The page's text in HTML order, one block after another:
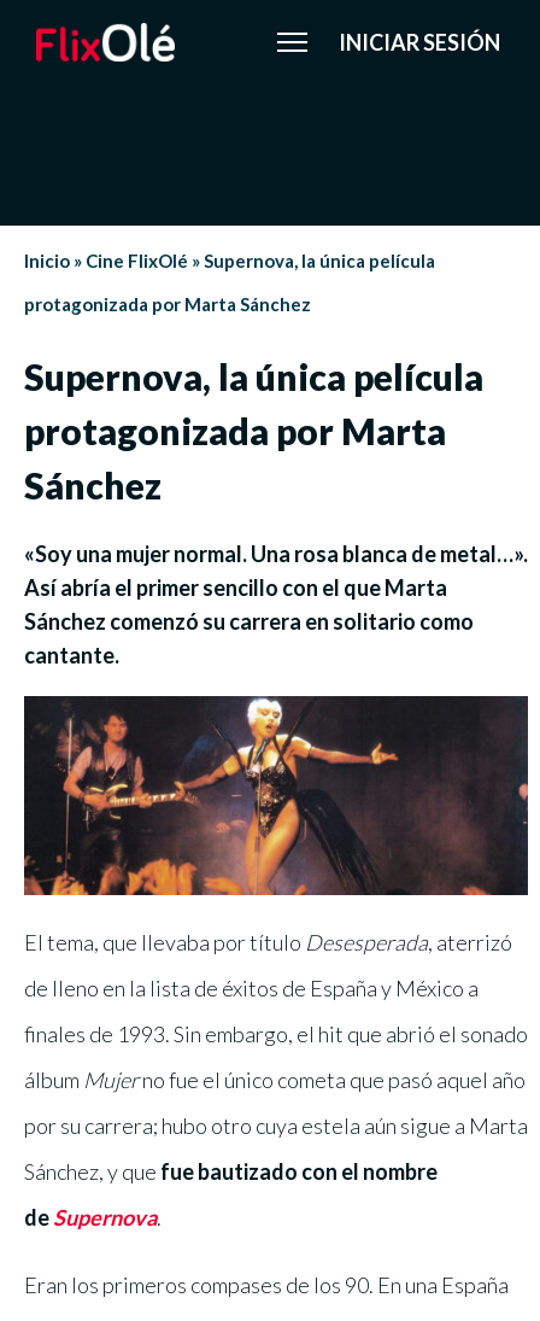
INICIAR SESIÓN
Inicio » Cine FlixOlé »Supernova, la única película
protagonizada por Marta Sánchez
Supernova, la única película
protagonizada por Marta
Sánchez
«Soy una mujer normal. Una rosa blanca de metal…».
Así abría el primer sencillo con el que Marta
Sánchez comenzó su carrera en solitario como
cantante.
El tema, que llevaba por título Desesperada, aterrizó
de lleno en la lista de éxitos de España y México a
finales de 1993. Sin embargo, el hit que abrió el sonado
álbum Mujerno fue el único cometa que pasó aquel año
por su carrera; hubo otro cuya estela aún sigue a Marta
Sánchez, y que fue bautizado con el nombre
deSupernova.
Eran los primeros compases de los 90. En una España